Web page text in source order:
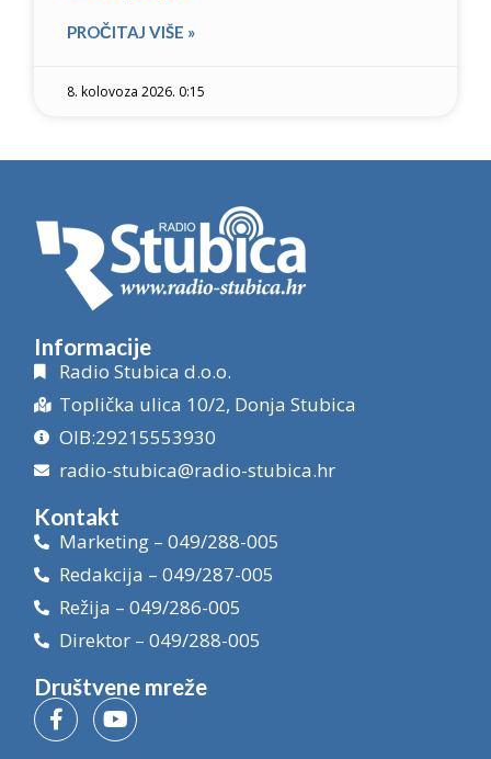
PROČITAJ VIŠE »
8. kolovoza 2026. 0:15
Informacije
Radio Stubica d.o.o.
Toplička ulica 10/2, Donja Stubica
OIB:29215553930
radio-stubica@radio-stubica.hr
Kontakt
Marketing – 049/288-005
Redakcija – 049/287-005
Režija – 049/286-005
Direktor – 049/288-005
Društvene mreže